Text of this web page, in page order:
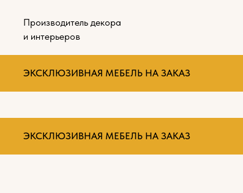
Производитель декора
и интерьеров
ЭКСКЛЮЗИВНАЯ МЕБЕЛЬ НА ЗАКАЗ
ЭКСКЛЮЗИВНАЯ МЕБЕЛЬ НА ЗАКАЗ